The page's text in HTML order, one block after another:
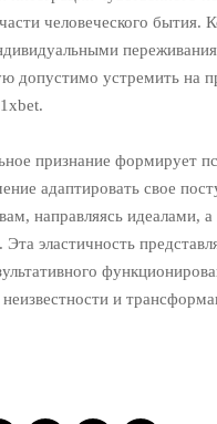
человеческого бытия.
допустимо устремить на
признание формирует
адаптировать свое
направляясь идеалами,
Эта эластичность
и